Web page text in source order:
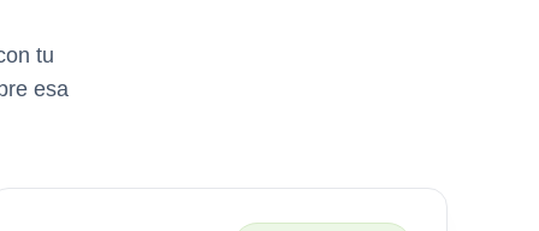
tu
esa